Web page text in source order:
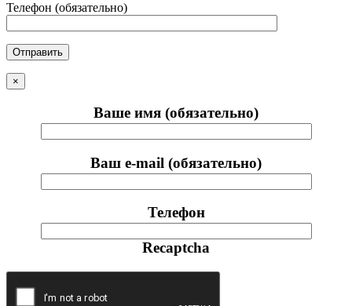
Телефон (обязательно)
×
Ваше имя (обязательно)
Ваш e-mail (обязательно)
Телефон
Recaptcha